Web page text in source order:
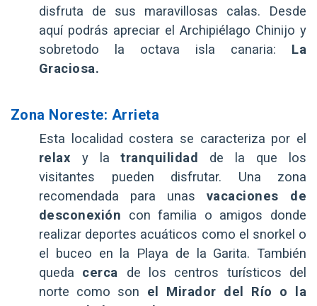
disfruta de sus maravillosas calas. Desde
aquí podrás apreciar el Archipiélago Chinijo y
sobretodo la octava isla canaria: La
Graciosa.
Zona Noreste: Arrieta
Esta localidad costera se caracteriza por el
relax y latranquilidad de la que los
visitantes pueden disfrutar. Una zona
recomendada para unas vacaciones de
desconexión con familia o amigos donde
realizar deportes acuáticos como el snorkel o
el buceo en la Playa de la Garita. También
queda cerca de los centros turísticos del
norte como son el Mirador del Río o la